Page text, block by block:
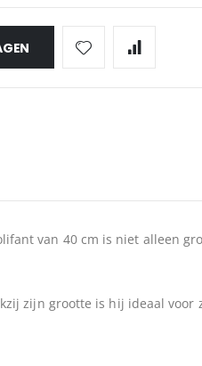
van 40 cm is niet alleen
zijn grootte is hij ideaal voor